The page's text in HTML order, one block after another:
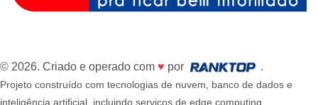
© 2026. Criado e operado com ♥ por .
Projeto construído com tecnologias de nuvem, banco de dados e
inteligência artificial, incluindo serviços de edge computing,